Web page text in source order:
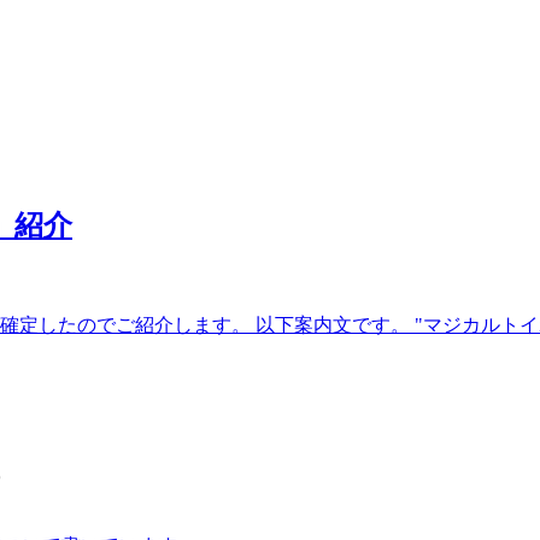
紹介
定したのでご紹介します。 以下案内文です。 "マジカルト